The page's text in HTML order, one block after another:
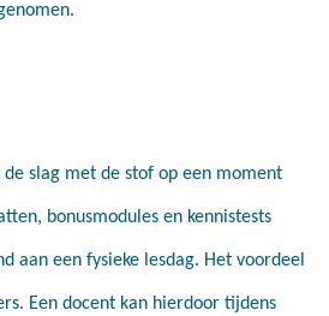
slag met de stof op een moment
bonusmodules en kennistests
aan een fysieke lesdag. Het voordeel
Een docent kan hierdoor tijdens